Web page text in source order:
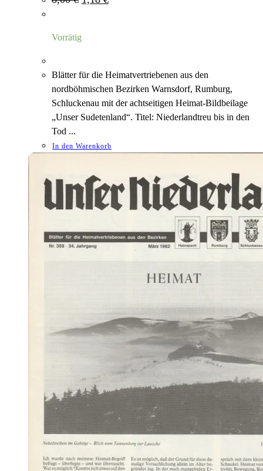
Preis Preis
Vorrätig
Blätter für die Heimatvertriebenen aus den
nordböhmischen Bezirken Warnsdorf, Rumburg,
Schluckenau mit der achtseitigen Heimat-Bildbeilage
„Unser Sudetenland“. Titel: Niederlandtreu bis in den
Tod ...
In den Warenkorb